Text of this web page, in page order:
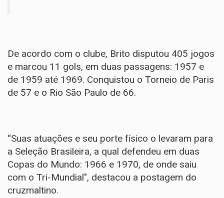
De acordo com o clube, Brito disputou 405 jogos
e marcou 11 gols, em duas passagens: 1957 e
de 1959 até 1969. Conquistou o Torneio de Paris
de 57 e o Rio São Paulo de 66.
“Suas atuações e seu porte físico o levaram para
a Seleção Brasileira, a qual defendeu em duas
Copas do Mundo: 1966 e 1970, de onde saiu
com o Tri-Mundial", destacou a postagem do
cruzmaltino.